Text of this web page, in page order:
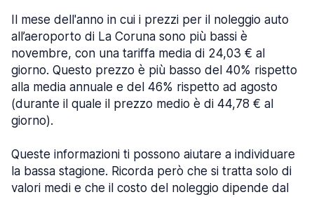
Il mese dell'anno in cui i prezzi per il noleggio auto
all’aeroporto di La Coruna sono più bassi è
novembre, con una tariffa media di 24,03 € al
giorno. Questo prezzo è più basso del 40% rispetto
alla media annuale e del 46% rispetto ad agosto
(durante il quale il prezzo medio è di 44,78 € al
giorno).
Queste informazioni ti possono aiutare a individuare
la bassa stagione. Ricorda però che si tratta solo di
valori medi e che il costo del noleggio dipende dal